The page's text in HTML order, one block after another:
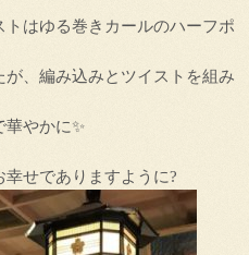
はゆる巻きカールのハーフポ
、編み込みとツイストを組み
やかに✨
せでありますように?